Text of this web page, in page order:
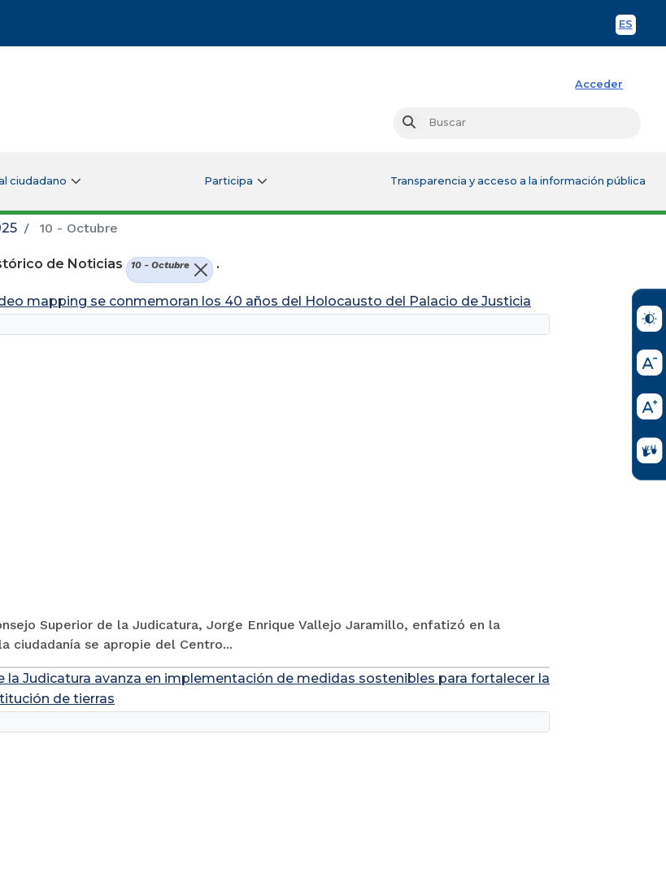
ES
Acceder
Buscar
ciudadano Participa Transparencia y acceso a la información pública
10 - Octubre
de Noticias 10 - Octubre .
mapping se conmemoran los 40 años del Holocausto del Palacio de Justicia
Superior de la Judicatura, Jorge Enrique Vallejo Jaramillo, enfatizó en la
ciudadanía se apropie del Centro...
la Judicatura avanza en implementación de medidas sostenibles para fortalecer la
de tierras